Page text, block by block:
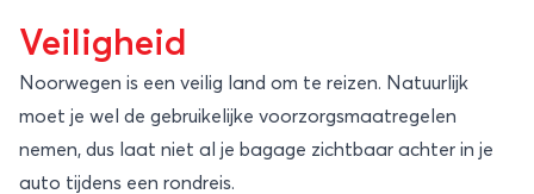
Veiligheid
Noorwegen is een veilig land om te reizen. Natuurlijk
moet je wel de gebruikelijke voorzorgsmaatregelen
nemen, dus laat niet al je bagage zichtbaar achter in je
auto tijdens een rondreis.